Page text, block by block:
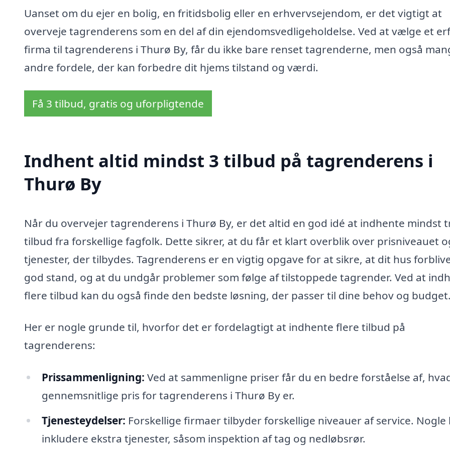
Uanset om du ejer en bolig, en fritidsbolig eller en erhvervsejendom, er det vigtigt at
overveje tagrenderens som en del af din ejendomsvedligeholdelse. Ved at vælge et
firma til tagrenderens i Thurø By, får du ikke bare renset tagrenderne, men også
andre fordele, der kan forbedre dit hjems tilstand og værdi.
Få 3 tilbud, gratis og uforpligtende
Indhent altid mindst 3 tilbud på tagrenderens i
Thurø By
Når du overvejer tagrenderens i Thurø By, er det altid en god idé at indhente mindst
tilbud fra forskellige fagfolk. Dette sikrer, at du får et klart overblik over prisniveauet
tjenester, der tilbydes. Tagrenderens er en vigtig opgave for at sikre, at dit hus
god stand, og at du undgår problemer som følge af tilstoppede tagrender. Ved at
flere tilbud kan du også finde den bedste løsning, der passer til dine behov og budget.
Her er nogle grunde til, hvorfor det er fordelagtigt at indhente flere tilbud på
tagrenderens:
Prissammenligning: Ved at sammenligne priser får du en bedre forståelse af,
gennemsnitlige pris for tagrenderens i Thurø By er.
Tjenesteydelser: Forskellige firmaer tilbyder forskellige niveauer af service. Nogle
inkludere ekstra tjenester, såsom inspektion af tag og nedløbsrør.